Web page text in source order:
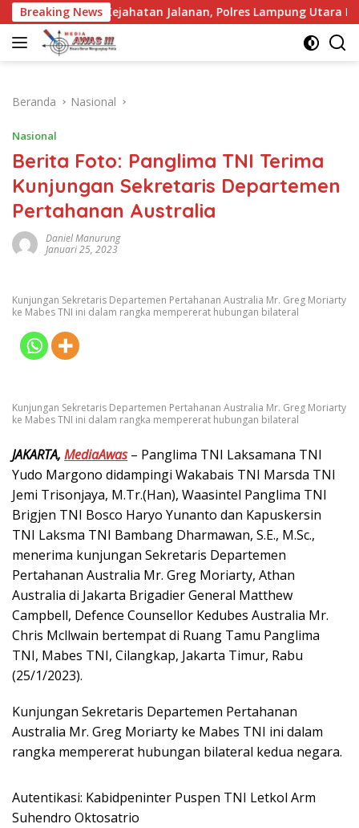
Langsung
ke
konten
Breaking News
Kejahatan Jalanan, Polres Lampung Utara Intensifkan
Beranda Nasional
Nasional
Berita Foto: Panglima TNI Terima
Kunjungan Sekretaris Departemen
Pertahanan Australia
Daniel Manurung
Januari 25, 2023
Kunjungan Sekretaris Departemen Pertahanan Australia Mr. Greg Moriarty
ke Mabes TNI ini dalam rangka mempererat hubungan bilateral
Kunjungan Sekretaris Departemen Pertahanan Australia Mr. Greg Moriarty
ke Mabes TNI ini dalam rangka mempererat hubungan bilateral
JAKARTA, MediaAwas – Panglima TNI Laksamana TNI
Yudo Margono didampingi Wakabais TNI Marsda TNI
Jemi Trisonjaya, M.Tr.(Han), Waasintel Panglima TNI
Brigjen TNI Bosco Haryo Yunanto dan Kapuskersin
TNI Laksma TNI Bambang Dharmawan, S.E., M.Sc.,
menerima kunjungan Sekretaris Departemen
Pertahanan Australia Mr. Greg Moriarty, Athan
Australia di Jakarta Brigadier General Matthew
Campbell, Defence Counsellor Kedubes Australia Mr.
Chris Mcllwain bertempat di Ruang Tamu Panglima
TNI, Mabes TNI, Cilangkap, Jakarta Timur, Rabu
(25/1/2023).
Kunjungan Sekretaris Departemen Pertahanan
Australia Mr. Greg Moriarty ke Mabes TNI ini dalam
rangka mempererat hubungan bilateral kedua negara.
Autentikasi: Kabidpeninter Puspen TNI Letkol Arm
Suhendro Oktosatrio